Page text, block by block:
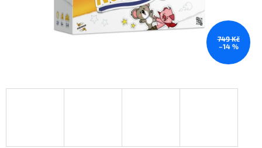
749 Kč
–14 %